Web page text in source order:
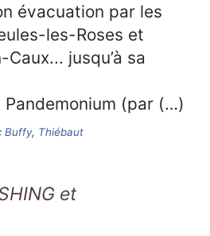
évacuation par les
les-Roses et
jusqu’à sa
Pandemonium (par (…)
Buffy, Thiébaut
et